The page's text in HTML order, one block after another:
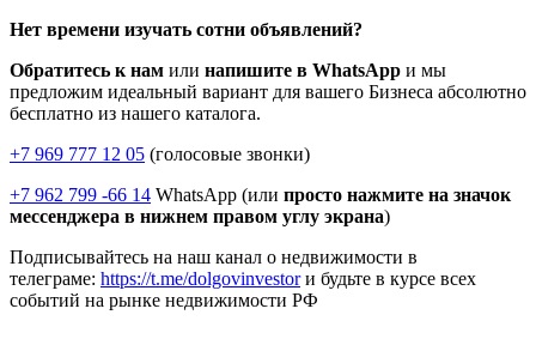
Нет времени изучать сотни объявлений?
Обратитесь к нам или напишите в WhatsApp и мы
предложим идеальный вариант для вашего Бизнеса абсолютно
бесплатно из нашего каталога.
+7 969 777 12 05 (голосовые звонки)
+7 962 799 -66 14 WhatsApp (или просто нажмите на значок
мессенджера в нижнем правом углу экрана)
Подписывайтесь на наш канал о недвижимости в
телеграме: https://t.me/dolgovinvestorи будьте в курсе всех
событий на рынке недвижимости РФ